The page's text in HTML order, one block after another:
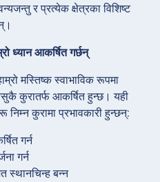
र प्रत्येक क्षेत्रका विशिष्ट
ध्यान आकर्षित गर्छन्
मस्तिष्क स्वाभाविक रूपमा
कुरातर्फ आकर्षित हुन्छ। यही
कुरामा प्रभावकारी हुन्छन्:
गर्न
गर्न
स्थानचिन्ह बन्न